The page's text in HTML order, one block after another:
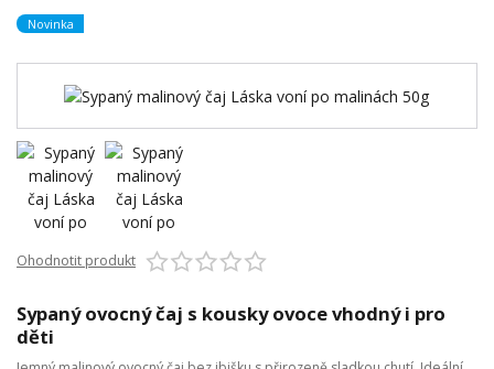
Novinka
Ohodnotit produkt
Sypaný ovocný čaj s kousky ovoce vhodný i pro
děti